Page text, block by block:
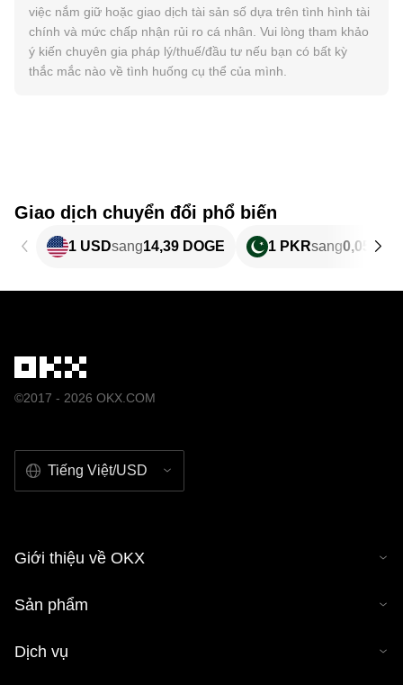
việc nắm giữ hoặc giao dịch tài sản số dựa trên tình hình tài
chính và mức chấp nhận rủi ro cá nhân. Vui lòng tham khảo
ý kiến chuyên gia pháp lý/thuế/đầu tư nếu bạn có bất kỳ
thắc mắc nào về tình huống cụ thể của mình.
Giao dịch chuyển đổi phổ biến
1 USDsang14,39 DOGE 1 PKRsang
©2017 - 2026 OKX.COM
Tiếng Việt/USD
Giới thiệu về OKX
Sản phẩm
Dịch vụ